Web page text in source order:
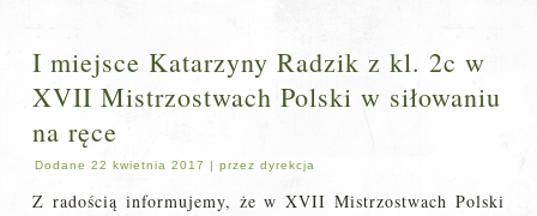
I miejsce Katarzyny Radzik z kl. 2c w
XVII Mistrzostwach Polski w siłowaniu
na ręce
Dodane 22 kwietnia 2017 |przez dyrekcja
Z radością informujemy, że w XVII Mistrzostwach Polski